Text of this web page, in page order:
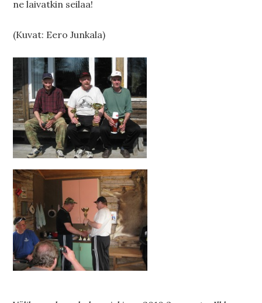
ne laivatkin seilaa!
(Kuvat: Eero Junkala)